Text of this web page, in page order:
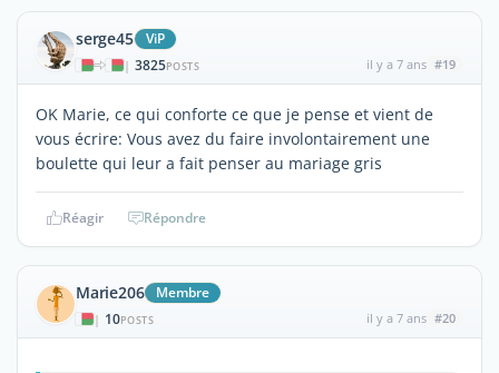
serge45 ViP
| 3825POSTS il y a 7 ans #19
OK Marie, ce qui conforte ce que je pense et vient de
vous écrire: Vous avez du faire involontairement une
boulette qui leur a fait penser au mariage gris
Réagir Répondre
Marie206 Membre
| 10POSTS il y a 7 ans #20